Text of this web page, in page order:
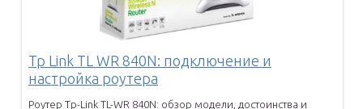
Tp Link TL WR 840N: подключение и
настройка роутера
Роутер Tp-Link TL-WR 840N: обзор модели, достоинства и